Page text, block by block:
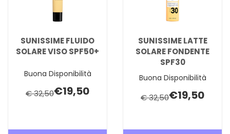
SUNISSIME FLUIDO
SOLARE VISO SPF50+
Buona Disponibilità
€ 32,50€19,50
SUNISSIME LATTE
SOLARE FONDENTE
SPF30
Buona Disponibilità
€ 32,50€19,50